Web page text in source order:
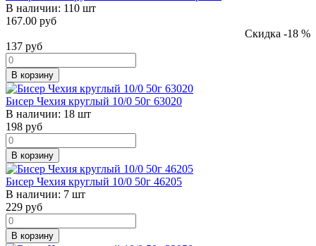
В наличии: 110 шт
167.00 руб
Скидка -18 %
137 руб
В корзину
Бисер Чехия круглый 10/0 50г 63020
В наличии: 18 шт
198 руб
В корзину
Бисер Чехия круглый 10/0 50г 46205
В наличии: 7 шт
229 руб
В корзину